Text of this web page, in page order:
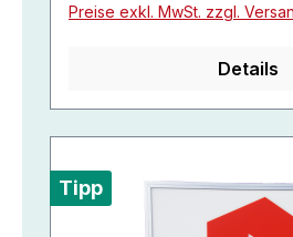
Preise exkl. MwSt. zzgl.
Details
Tipp